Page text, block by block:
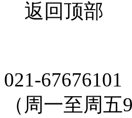
返回顶部
021-67676101
（周一至周